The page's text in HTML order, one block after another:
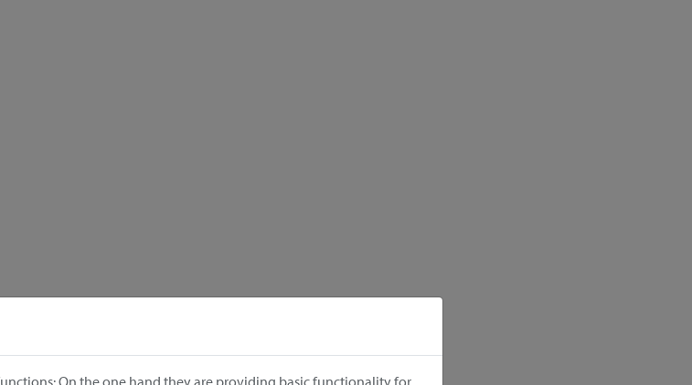
On the one hand they are providing basic functionality for